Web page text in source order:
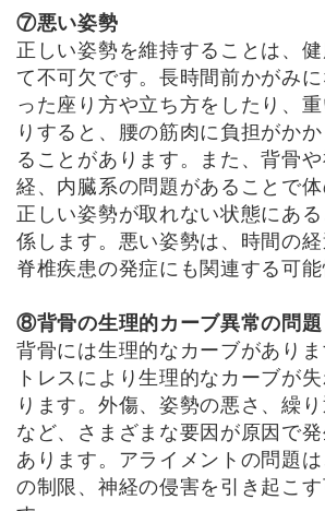
⑦悪い姿勢
正しい姿勢を維持することは、
て不可欠です。長時間前かがみ
った座り方や立ち方をしたり、
りすると、腰の筋肉に負担がか
ることがあります。また、背骨
経、内臓系の問題があることで
正しい姿勢が取れない状態にあ
係します。悪い姿勢は、時間の
脊椎疾患の発症にも関連する可能
⑧背骨の生理的カーブ異常の問題
背骨には生理的なカーブがあり
トレスにより生理的なカーブが
ります。外傷、姿勢の悪さ、繰
など、さまざまな要因が原因で
あります。アライメントの問題
の制限、神経の侵害を引き起こ